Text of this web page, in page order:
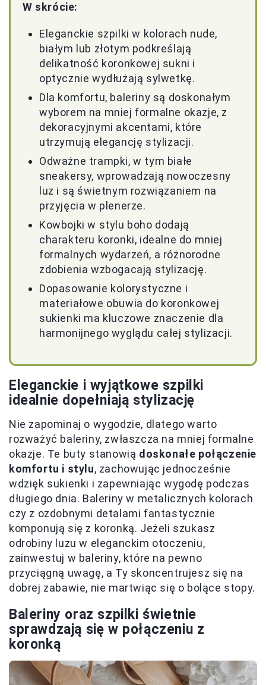
W skrócie:
Eleganckie szpilki w kolorach nude,
białym lub złotym podkreślają
delikatność koronkowej sukni i
optycznie wydłużają sylwetkę.
Dla komfortu, baleriny są doskonałym
wyborem na mniej formalne okazje, z
dekoracyjnymi akcentami, które
utrzymują elegancję stylizacji.
Odważne trampki, w tym białe
sneakersy, wprowadzają nowoczesny
luz i są świetnym rozwiązaniem na
przyjęcia w plenerze.
Kowbojki w stylu boho dodają
charakteru koronki, idealne do mniej
formalnych wydarzeń, a różnorodne
zdobienia wzbogacają stylizację.
Dopasowanie kolorystyczne i
materiałowe obuwia do koronkowej
sukienki ma kluczowe znaczenie dla
harmonijnego wyglądu całej stylizacji.
Eleganckie i wyjątkowe szpilki
idealnie dopełniają stylizację
Nie zapominaj o wygodzie, dlatego warto
rozważyć baleriny, zwłaszcza na mniej formalne
okazje. Te buty stanowią doskonałe połączenie
komfortu i stylu, zachowując jednocześnie
wdzięk sukienki i zapewniając wygodę podczas
długiego dnia. Baleriny w metalicznych kolorach
czy z ozdobnymi detalami fantastycznie
komponują się z koronką. Jeżeli szukasz
odrobiny luzu w eleganckim otoczeniu,
zainwestuj w baleriny, które na pewno
przyciągną uwagę, a Ty skoncentrujesz się na
dobrej zabawie, nie martwiąc się o bolące stopy.
Baleriny oraz szpilki świetnie
sprawdzają się w połączeniu z
koronką